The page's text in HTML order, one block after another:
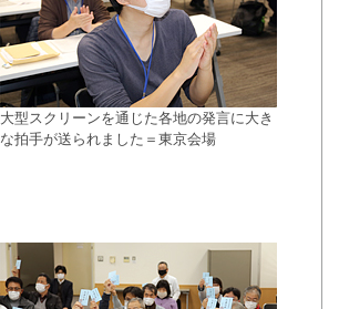
大型スクリーンを通じた各地の発言に大き
な拍手が送られました＝東京会場